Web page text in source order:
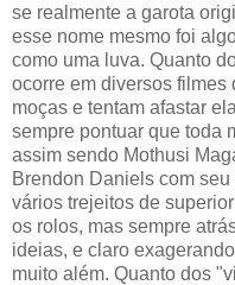
se realmente a garota
esse nome mesmo foi
como uma luva. Quanto
ocorre em diversos filmes
moças e tentam afastar
sempre pontuar que toda
assim sendo Mothusi
Brendon Daniels com
vários trejeitos de
os rolos, mas sempre
ideias, e claro
muito além. Quanto dos